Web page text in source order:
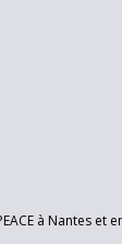
à Nantes et